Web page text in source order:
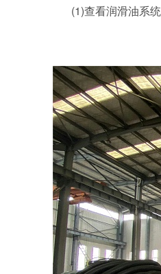
(1)查看润滑油系